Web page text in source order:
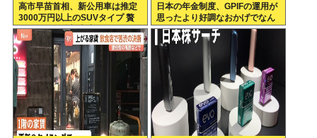
高市早苗首相、新公用車は推定
3000万円以上のSUVタイプ 贅
を尽くした後部座席でたばこを
吸うのが至福の時間か どんどん
延びる乗車時間
日本の年金制度、GPIFの運用が
思ったより好調なおかげでなん
とかなりそう